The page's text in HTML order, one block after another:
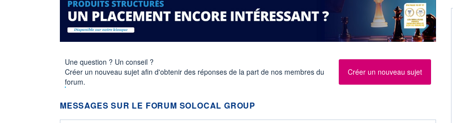
Une question ? Un conseil ?
Créer un nouveau sujet afin d'obtenir des réponses de la part de nos membres du
forum.
Créer un nouveau sujet
MESSAGES SUR LE FORUM SOLOCAL GROUP